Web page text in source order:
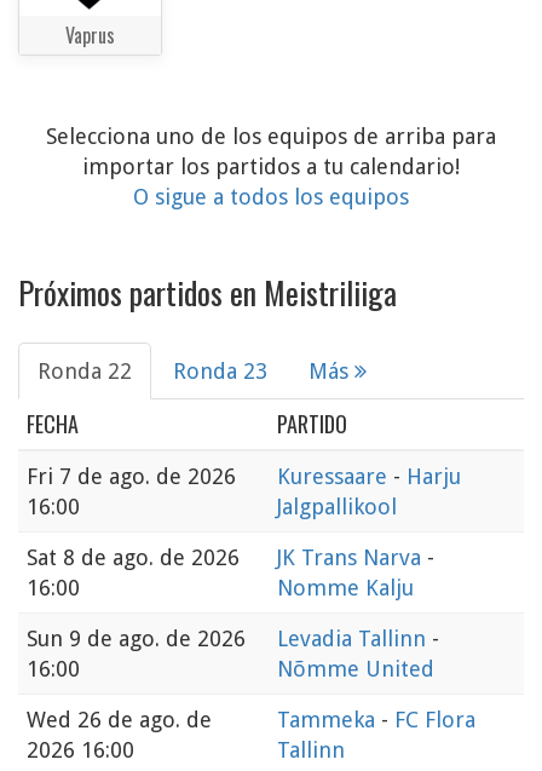
Vaprus
Selecciona uno de los equipos de arriba para
importar los partidos a tu calendario!
O sigue a todos los equipos
Próximos partidos en Meistriliiga
Ronda 22 Ronda 23 Más
FECHA PARTIDO
Fri 7 de ago. de 2026
16:00
Kuressaare - Harju
Jalgpallikool
Sat 8 de ago. de 2026
16:00
JK Trans Narva -
Nomme Kalju
Sun 9 de ago. de 2026
16:00
Levadia Tallinn -
Nõmme United
Wed 26 de ago. de
2026 16:00
Tammeka - FC Flora
Tallinn